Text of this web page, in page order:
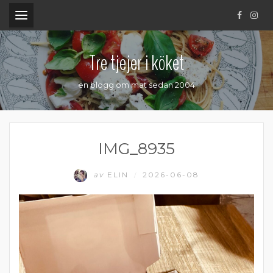
.
Tre tjejer i köket
en blogg om mat sedan 2004
IMG_8935
av ELIN 2026-06-08